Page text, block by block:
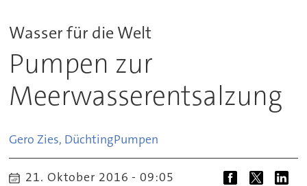
Wasser für die Welt
Pumpen zur
Meerwasserentsalzung
Gero Zies, DüchtingPumpen
21. Oktober 2016 - 09:05